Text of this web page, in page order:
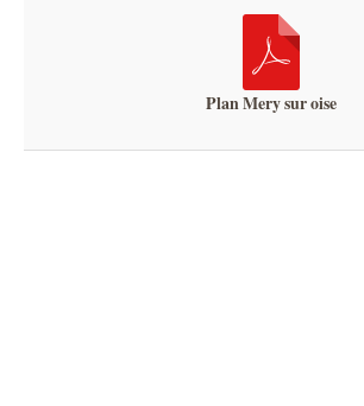
Plan Mery sur oise